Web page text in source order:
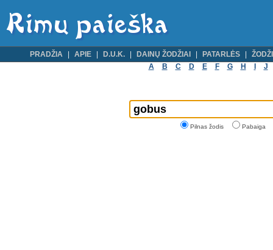
PRADŽIA APIE D.U.K. DAINŲ ŽODŽIAI PATARLĖS
A
B C D E F G H J
Pilnas žodis Pabaiga